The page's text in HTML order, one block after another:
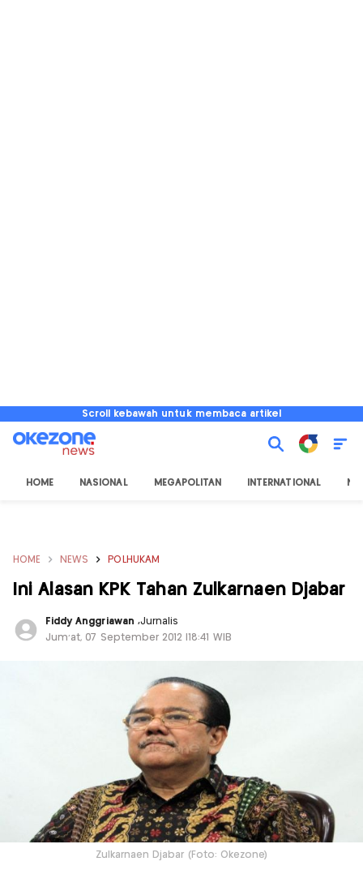
Scroll kebawah untuk membaca artikel
HOME NASIONAL MEGAPOLITAN INTERNATIONAL
HOME NEWS POLHUKAM
Ini Alasan KPK Tahan Zulkarnaen Djabar
Fiddy Anggriawan ,Jurnalis
Jum'at, 07 September 2012 |18:41 WIB
Zulkarnaen Djabar (Foto: Okezone)